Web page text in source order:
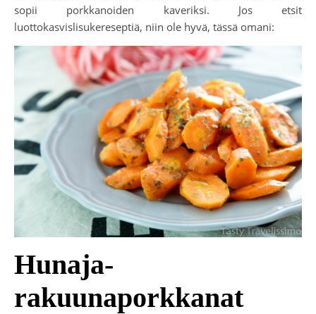
sopii porkkanoiden kaveriksi. Jos etsit
luottokasvislisukereseptiä, niin ole hyvä, tässä omani:
Hunaja-
rakuunaporkkanat